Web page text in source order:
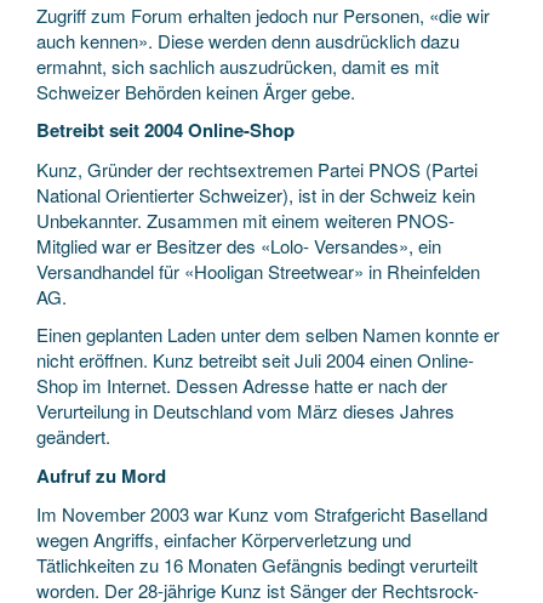
Zugriff zum Forum erhalten jedoch nur Personen, «die wir
auch kennen». Diese werden denn ausdrücklich dazu
ermahnt, sich sachlich auszudrücken, damit es mit
Schweizer Behörden keinen Ärger gebe.
Betreibt seit 2004 Online-Shop
Kunz, Gründer der rechtsextremen Partei PNOS (Partei
National Orientierter Schweizer), ist in der Schweiz kein
Unbekannter. Zusammen mit einem weiteren PNOS-
Mitglied war er Besitzer des «Lolo- Versandes», ein
Versandhandel für «Hooligan Streetwear» in Rheinfelden
AG.
Einen geplanten Laden unter dem selben Namen konnte er
nicht eröffnen. Kunz betreibt seit Juli 2004 einen Online-
Shop im Internet. Dessen Adresse hatte er nach der
Verurteilung in Deutschland vom März dieses Jahres
geändert.
Aufruf zu Mord
Im November 2003 war Kunz vom Strafgericht Baselland
wegen Angriffs, einfacher Körperverletzung und
Tätlichkeiten zu 16 Monaten Gefängnis bedingt verurteilt
worden. Der 28-jährige Kunz ist Sänger der Rechtsrock-